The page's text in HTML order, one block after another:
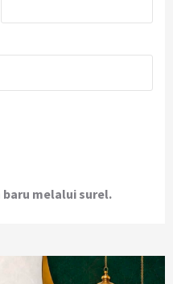
melalui surel.